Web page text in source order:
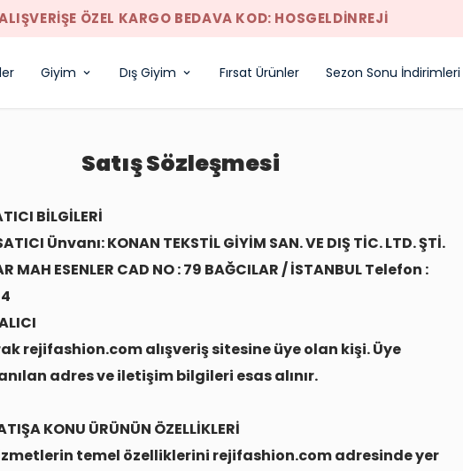
ÖZEL KARGO BEDAVA KOD: HOSGELDINREJI
Giyim Dış Giyim Fırsat Ürünler Sezon Sonu İndirimleri
Satış Sözleşmesi
BİLGİLERİ
Ünvanı: KONAN TEKSTİL GİYİM SAN. VE DIŞ TİC. LTD. ŞTİ.
MAH ESENLER CAD NO : 79 BAĞCILAR / İSTANBUL Telefon :
rejifashion.com alışveriş sitesine üye olan kişi. Üye
adres ve iletişim bilgileri esas alınır.
KONU ÜRÜNÜN ÖZELLİKLERİ
temel özelliklerini rejifashion.com adresinde yer